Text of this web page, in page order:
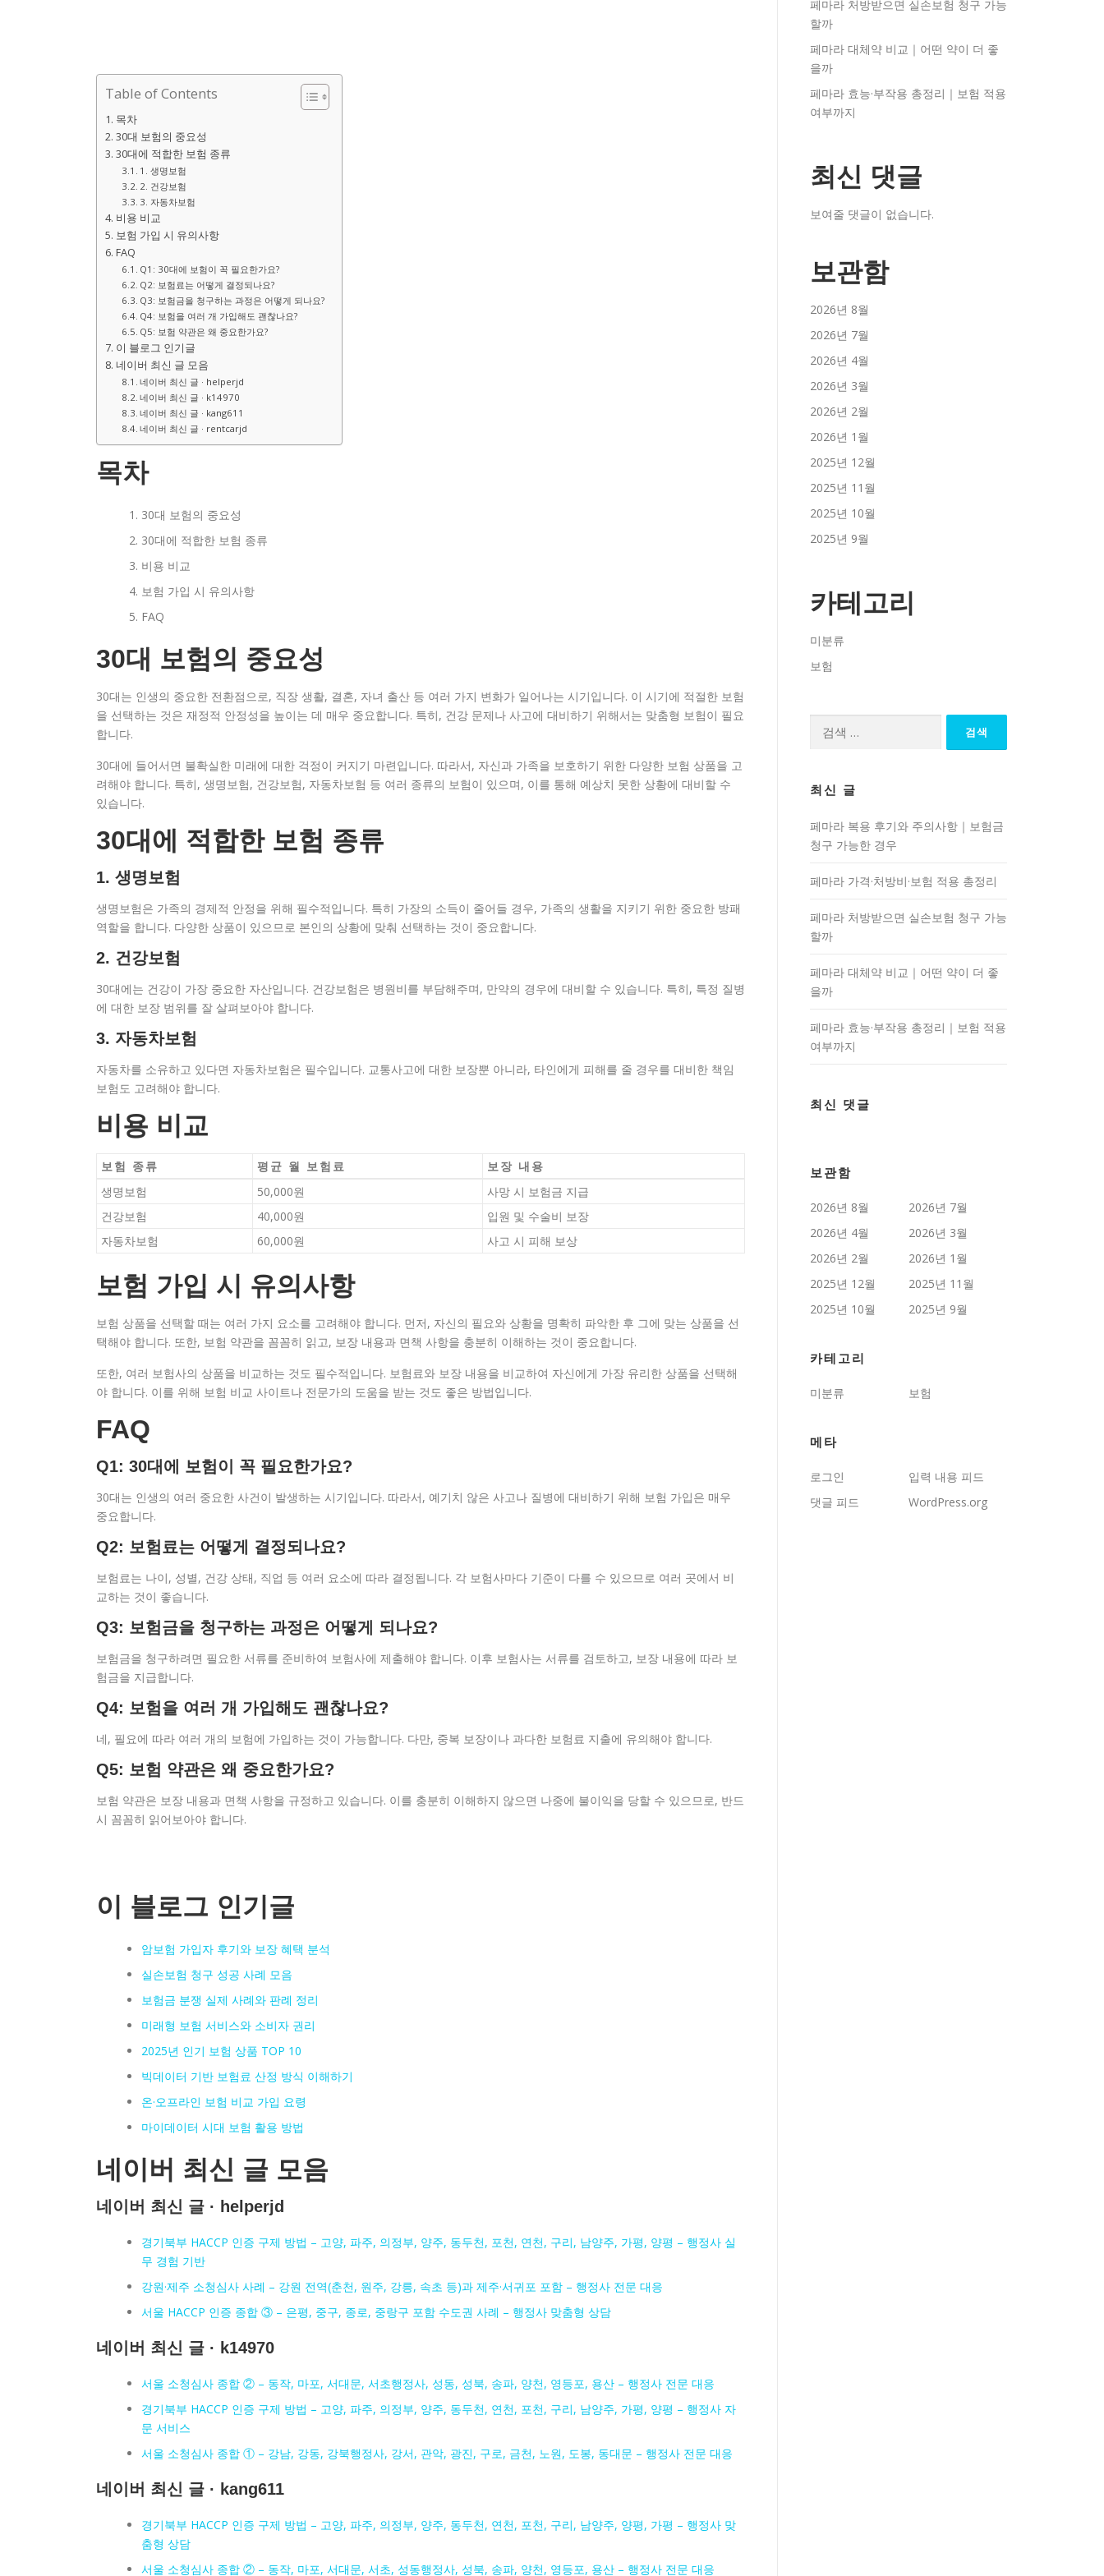
Table of Contents
목차
30대 보험의 중요성
30대에 적합한 보험 종류
1. 생명보험
2. 건강보험
3. 자동차보험
비용 비교
보험 가입 시 유의사항
FAQ
Q1: 30대에 보험이 꼭 필요한가요?
Q2: 보험료는 어떻게 결정되나요?
Q3: 보험금을 청구하는 과정은 어떻게 되나요?
Q4: 보험을 여러 개 가입해도 괜찮나요?
Q5: 보험 약관은 왜 중요한가요?
이 블로그 인기글
네이버 최신 글 모음
네이버 최신 글 · helperjd
네이버 최신 글 · k14970
네이버 최신 글 · kang611
네이버 최신 글 · rentcarjd
목차
30대 보험의 중요성
30대에 적합한 보험 종류
비용 비교
보험 가입 시 유의사항
FAQ
30대 보험의 중요성
30대는 인생의 중요한 전환점으로, 직장 생활, 결혼, 자녀 출산 등 여러 가지 변화가 일어나는 시기입니다. 이 시기에 적절한 보험
을 선택하는 것은 재정적 안정성을 높이는 데 매우 중요합니다. 특히, 건강 문제나 사고에 대비하기 위해서는 맞춤형 보험이 필요
합니다.
30대에 들어서면 불확실한 미래에 대한 걱정이 커지기 마련입니다. 따라서, 자신과 가족을 보호하기 위한 다양한 보험 상품을 고
려해야 합니다. 특히, 생명보험, 건강보험, 자동차보험 등 여러 종류의 보험이 있으며, 이를 통해 예상치 못한 상황에 대비할 수
있습니다.
30대에 적합한 보험 종류
1. 생명보험
생명보험은 가족의 경제적 안정을 위해 필수적입니다. 특히 가장의 소득이 줄어들 경우, 가족의 생활을 지키기 위한 중요한 방패
역할을 합니다. 다양한 상품이 있으므로 본인의 상황에 맞춰 선택하는 것이 중요합니다.
2. 건강보험
30대에는 건강이 가장 중요한 자산입니다. 건강보험은 병원비를 부담해주며, 만약의 경우에 대비할 수 있습니다. 특히, 특정 질병
에 대한 보장 범위를 잘 살펴보아야 합니다.
3. 자동차보험
자동차를 소유하고 있다면 자동차보험은 필수입니다. 교통사고에 대한 보장뿐 아니라, 타인에게 피해를 줄 경우를 대비한 책임
보험도 고려해야 합니다.
비용 비교
보험 종류 평균 월 보험료
보장 내용
생명보험
50,000원
사망 시 보험금 지급
건강보험
40,000원
입원 및 수술비 보장
자동차보험
60,000원 사고 시 피해 보상
보험 가입 시 유의사항
보험 상품을 선택할 때는 여러 가지 요소를 고려해야 합니다. 먼저, 자신의 필요와 상황을 명확히 파악한 후 그에 맞는 상품을 선
택해야 합니다. 또한, 보험 약관을 꼼꼼히 읽고, 보장 내용과 면책 사항을 충분히 이해하는 것이 중요합니다.
또한, 여러 보험사의 상품을 비교하는 것도 필수적입니다. 보험료와 보장 내용을 비교하여 자신에게 가장 유리한 상품을 선택해
야 합니다. 이를 위해 보험 비교 사이트나 전문가의 도움을 받는 것도 좋은 방법입니다.
FAQ
Q1: 30대에 보험이 꼭 필요한가요?
30대는 인생의 여러 중요한 사건이 발생하는 시기입니다. 따라서, 예기치 않은 사고나 질병에 대비하기 위해 보험 가입은 매우
중요합니다.
Q2: 보험료는 어떻게 결정되나요?
보험료는 나이, 성별, 건강 상태, 직업 등 여러 요소에 따라 결정됩니다. 각 보험사마다 기준이 다를 수 있으므로 여러 곳에서 비
교하는 것이 좋습니다.
Q3: 보험금을 청구하는 과정은 어떻게 되나요?
보험금을 청구하려면 필요한 서류를 준비하여 보험사에 제출해야 합니다. 이후 보험사는 서류를 검토하고, 보장 내용에 따라 보
험금을 지급합니다.
Q4: 보험을 여러 개 가입해도 괜찮나요?
네, 필요에 따라 여러 개의 보험에 가입하는 것이 가능합니다. 다만, 중복 보장이나 과다한 보험료 지출에 유의해야 합니다.
Q5: 보험 약관은 왜 중요한가요?
보험 약관은 보장 내용과 면책 사항을 규정하고 있습니다. 이를 충분히 이해하지 않으면 나중에 불이익을 당할 수 있으므로, 반드
시 꼼꼼히 읽어보아야 합니다.
이 블로그 인기글
암보험 가입자 후기와 보장 혜택 분석
실손보험 청구 성공 사례 모음
보험금 분쟁 실제 사례와 판례 정리
미래형 보험 서비스와 소비자 권리
2025년 인기 보험 상품 TOP 10
빅데이터 기반 보험료 산정 방식 이해하기
온·오프라인 보험 비교 가입 요령
마이데이터 시대 보험 활용 방법
네이버 최신 글 모음
네이버 최신 글 · helperjd
경기북부 HACCP 인증 구제 방법 – 고양, 파주, 의정부, 양주, 동두천, 포천, 연천, 구리, 남양주, 가평, 양평 – 행정사 실
무 경험 기반
강원·제주 소청심사 사례 – 강원 전역(춘천, 원주, 강릉, 속초 등)과 제주·서귀포 포함 – 행정사 전문 대응
서울 HACCP 인증 종합 ③ – 은평, 중구, 종로, 중랑구 포함 수도권 사례 – 행정사 맞춤형 상담
네이버 최신 글 · k14970
서울 소청심사 종합 ② – 동작, 마포, 서대문, 서초행정사, 성동, 성북, 송파, 양천, 영등포, 용산 – 행정사 전문 대응
경기북부 HACCP 인증 구제 방법 – 고양, 파주, 의정부, 양주, 동두천, 연천, 포천, 구리, 남양주, 가평, 양평 – 행정사 자
문 서비스
서울 소청심사 종합 ① – 강남, 강동, 강북행정사, 강서, 관악, 광진, 구로, 금천, 노원, 도봉, 동대문 – 행정사 전문 대응
네이버 최신 글 · kang611
경기북부 HACCP 인증 구제 방법 – 고양, 파주, 의정부, 양주, 동두천, 연천, 포천, 구리, 남양주, 양평, 가평 – 행정사 맞
춤형 상담
서울 소청심사 종합 ② – 동작, 마포, 서대문, 서초, 성동행정사, 성북, 송파, 양천, 영등포, 용산 – 행정사 전문 대응
페마라 처방받으면 실손보험 청구 가능
할까
페마라 대체약 비교｜어떤 약이 더 좋
을까
페마라 효능·부작용 총정리｜보험 적용
여부까지
최신 댓글
보여줄 댓글이 없습니다.
보관함
2026년 8월
2026년 7월
2026년 4월
2026년 3월
2026년 2월
2026년 1월
2025년 12월
2025년 11월
2025년 10월
2025년 9월
카테고리
미분류
보험
최신 글
페마라 복용 후기와 주의사항｜보험금
청구 가능한 경우
페마라 가격·처방비·보험 적용 총정리
페마라 처방받으면 실손보험 청구 가능
할까
페마라 대체약 비교｜어떤 약이 더 좋
을까
페마라 효능·부작용 총정리｜보험 적용
여부까지
최신 댓글
보관함
2026년 8월
2026년 7월
2026년 4월
2026년 3월
2026년 2월
2026년 1월
2025년 12월
2025년 11월
2025년 10월
2025년 9월
카테고리
미분류 보험
메타
로그인
입력 내용 피드
댓글 피드
WordPress.org